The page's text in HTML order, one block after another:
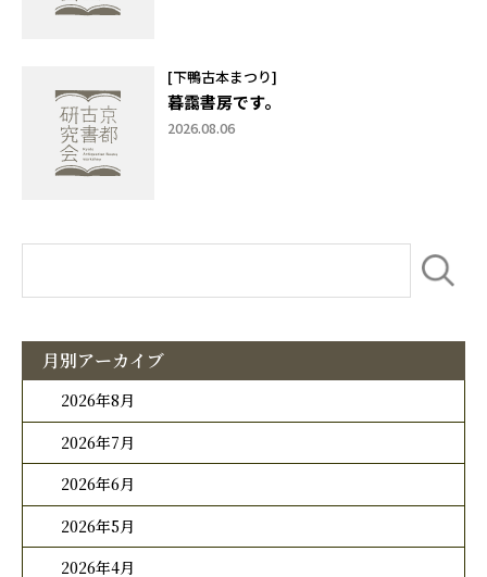
[下鴨古本まつり]
暮靄書房です。
2026.08.06
月別アーカイブ
2026年8月
2026年7月
2026年6月
2026年5月
2026年4月